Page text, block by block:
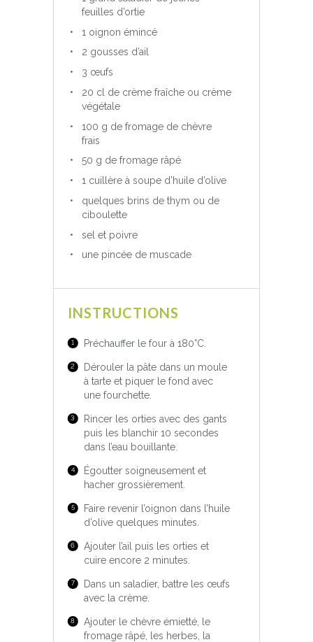
feuilles d’ortie
1 oignon émincé
2 gousses d’ail
3 œufs
20 cl de crème fraîche ou crème
végétale
100 g de fromage de chèvre
frais
50 g de fromage râpé
1 cuillère à soupe d’huile d’olive
quelques brins de thym ou de
ciboulette
sel et poivre
une pincée de muscade
INSTRUCTIONS
Préchauffer le four à 180°C.
Dérouler la pâte dans un moule
à tarte et piquer le fond avec
une fourchette.
Rincer les orties avec des gants
puis les blanchir 10 secondes
dans l’eau bouillante.
Égoutter soigneusement et
hacher grossièrement.
Faire revenir l’oignon dans l’huile
d’olive quelques minutes.
Ajouter l’ail puis les orties et
cuire encore 2 minutes.
Dans un saladier, battre les œufs
avec la crème.
Ajouter le chèvre émietté, le
fromage râpé, les herbes, la